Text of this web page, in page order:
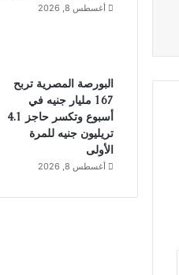
أغسطس 8, 2026
البورصة المصرية تربح
167 مليار جنيه في
أسبوع وتكسر حاجز 4.1
تريليون جنيه للمرة
الأولى
أغسطس 8, 2026